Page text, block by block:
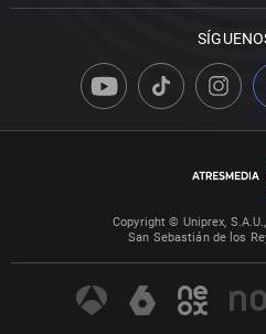
Copyright © Uniprex,
San Sebastián de los